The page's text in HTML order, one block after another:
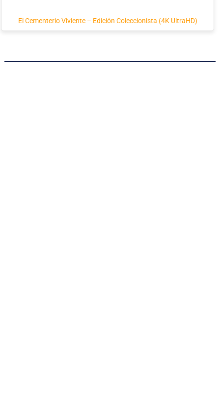
El Cementerio Viviente – Edición Coleccionista (4K UltraHD)